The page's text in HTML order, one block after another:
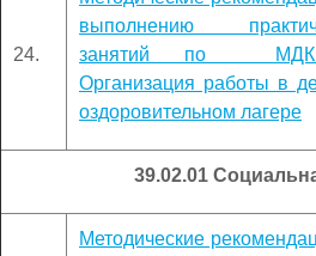
24.
выполнению
занятий по
Организация работы в
оздоровительном лагере
39.02.01
Методические